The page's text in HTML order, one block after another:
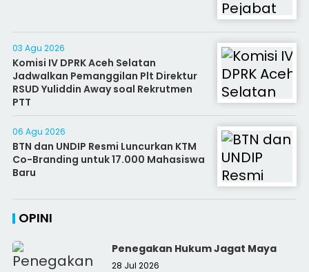
03 Agu 2026
Komisi IV DPRK Aceh Selatan
Jadwalkan Pemanggilan Plt Direktur
RSUD Yuliddin Away soal Rekrutmen
PTT
06 Agu 2026
BTN dan UNDIP Resmi Luncurkan KTM
Co-Branding untuk 17.000 Mahasiswa
Baru
OPINI
Penegakan Hukum Jagat Maya
28 Jul 2026